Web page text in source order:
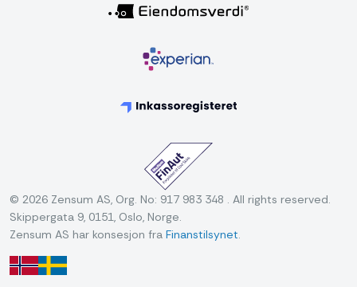
© 2026 Zensum AS, Org. No: 917 983 348 . All rights reserved.
Skippergata 9, 0151, Oslo, Norge.
Zensum AS har konsesjon fra Finanstilsynet.